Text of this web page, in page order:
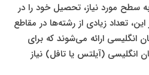
مورد نیاز، تحصیل خود را در
تعداد زیادی از رشته‌ها در مقاطع
انگلیسی ارائه می‌شوند که برای
انگلیسی (آیلتس یا تافل) نیاز